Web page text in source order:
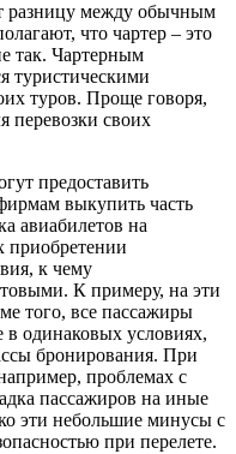
разницу между обычным
что чартер – это
так. Чартерным
туристическими
туров. Проще говоря,
перевозки своих
предоставить
выкупить часть
авиабилетов на
приобретении
к чему
К примеру, на эти
того, все пассажиры
одинаковых условиях,
бронирования. При
проблемах с
пассажиров на иные
эти небольшие минусы с
при перелете.